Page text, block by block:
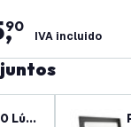
,
90
IVA incluido
Lúm